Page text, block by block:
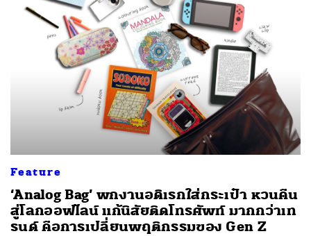
Feature
‘Analog Bag’ พกงานอดิเรกใส่กระเป๋า หวนคืน
สู่โลกออฟไลน์ แก้นิสัยติดโทรศัพท์ มากกว่าเท
รนด์ คือการเปลี่ยนพฤติกรรมของ Gen Z